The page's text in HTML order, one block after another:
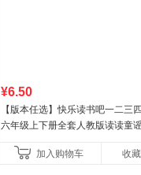
¥6.50
【版本任选】快乐读书吧一二三
六年级上下册全套人教版读读童
古代寓言安徒生童话学生阅
加入购物车 收藏